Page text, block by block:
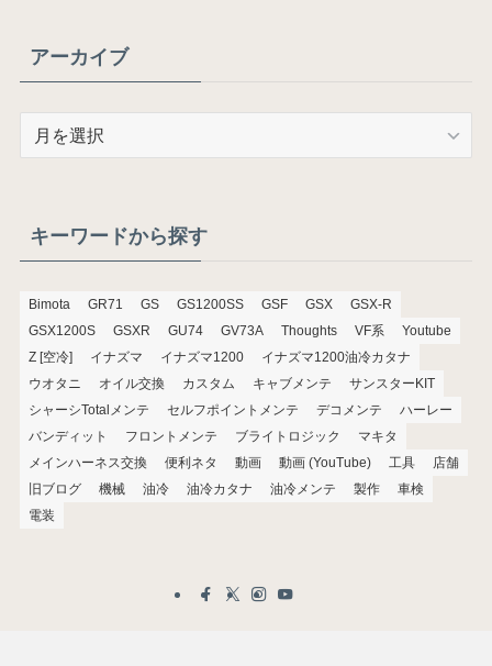
アーカイブ
ブキーワードから探す
Bimota GR71 GS GS1200SS GSF GSX
GSX-R
GSX1200S
GSXR GU74 GV73A Thoughts VF系
Youtube
Z [空冷]
イナズマ イナズマ1200
イナズマ1200油冷カタナ
ウオタニ
オイル交換 カスタム キャブメンテ
サンスターKIT
シャーシTotalメンテ
セルフポイントメンテ デコメンテ
ハーレー
バンディット
フロントメンテ ブライトロジック
マキタ
メインハーネス交換
便利ネタ 動画 動画 (YouTube) 工具
店舗
旧ブログ
機械 油冷 油冷カタナ 油冷メンテ 製作
車検
電装